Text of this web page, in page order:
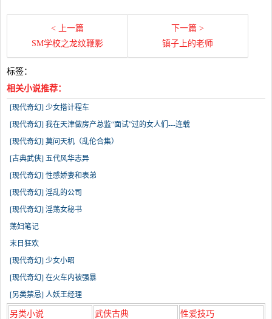
< 上一篇
SM学校之龙纹鞭影
下一篇 >
镇子上的老师
标签：
相关小说推荐：
[现代奇幻] 少女搭计程车
[现代奇幻] 我在天津做房产总监“面试”过的女人们---连载
[现代奇幻] 莫问天机（乱伦合集）
[古典武侠] 五代风华志异
[现代奇幻] 性感娇妻和表弟
[现代奇幻] 淫乱的公司
[现代奇幻] 淫荡女秘书
荡妇笔记
末日狂欢
[现代奇幻] 少女小昭
[现代奇幻] 在火车内被强暴
[另类禁忌] 人妖王经理
另类小说 武侠古典 性爱技巧